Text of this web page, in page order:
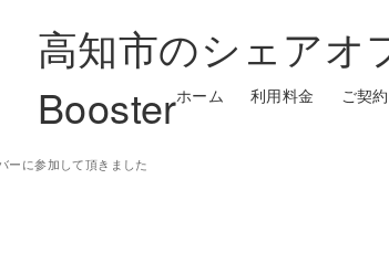
高知市のシェア
Boosterホーム 利用料金 ご契
ーに参加して頂きました